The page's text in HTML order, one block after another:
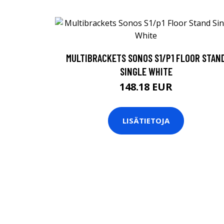
MULTIBRACKETS SONOS S1/P1 FLOOR
SINGLE WHITE
148.18 EUR
LISÄTIETOJA